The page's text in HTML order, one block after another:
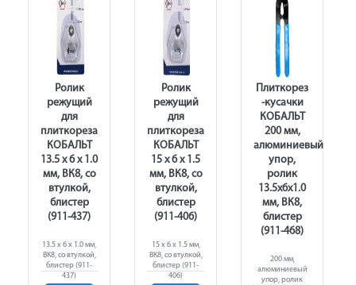
Ролик
режущий
для
плиткореза
КОБАЛЬТ
13.5 х 6 х 1.0
мм, ВК8, со
втулкой,
блистер
(911-437)
13.5 х 6 х 1.0 мм,
ВК8, со втулкой,
блистер (911-
437)
Ролик
режущий
для
плиткореза
КОБАЛЬТ
15 х 6 х 1.5
мм, ВК8, со
втулкой,
блистер
(911-406)
15 х 6 х 1.5 мм,
ВК8, со втулкой,
блистер (911-
406)
Плиткорез
-кусачки
КОБАЛЬТ
200 мм,
алюминиевый
упор,
ролик
13.5х6х1.0
мм, ВК8,
блистер
(911-468)
200 мм,
алюминиевый
упор, ролик